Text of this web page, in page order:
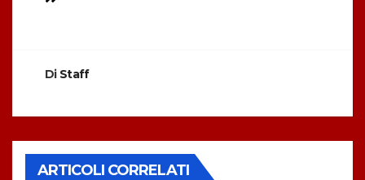
Di Staff
ARTICOLI CORRELATI